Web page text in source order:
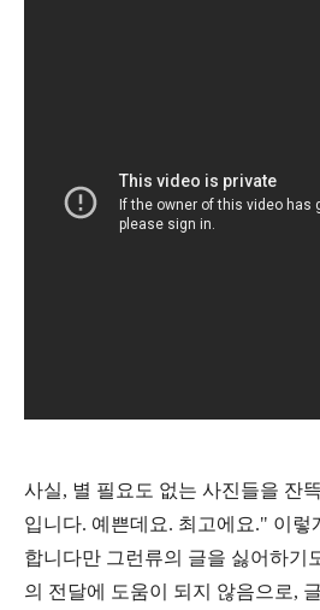
사실, 별 필요도 없는 사진들을 잔
입니다. 예쁜데요. 최고에요." 이렇
합니다만 그런류의 글을 싫어하기
의 전달에 도움이 되지 않음으로,